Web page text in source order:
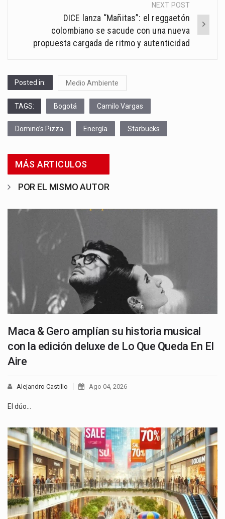
NEXT POST
DICE lanza “Mañitas”: el reggaetón
colombiano se sacude con una nueva
propuesta cargada de ritmo y autenticidad
Posted in: Medio Ambiente
TAGS: Bogotá Camilo Vargas
Domino’s Pizza Energía Starbucks
MÁS ARTICULOS
POR EL MISMO AUTOR
Maca & Gero amplían su historia musical
con la edición deluxe de Lo Que Queda En El
Aire
Alejandro Castillo Ago 04, 2026
El dúo…